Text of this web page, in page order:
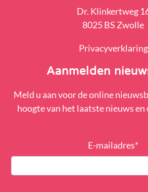
Dr. Klinkertweg
8025 BS Zwolle
Privacyverklaring
Aanmelden
Meld u aan voor de online
hoogte van het laatste nieuws
E-mailadres*